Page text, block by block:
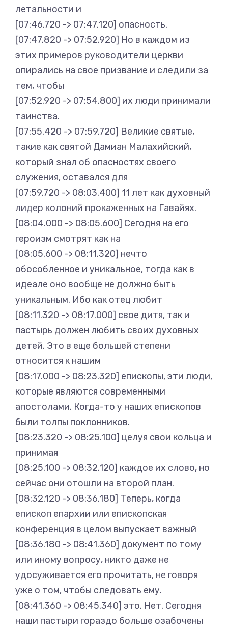
летальности и
[07:46.720 -> 07:47.120] опасность.
[07:47.820 -> 07:52.920] Но в каждом из
этих примеров руководители церкви
опирались на свое призвание и следили за
тем, чтобы
[07:52.920 -> 07:54.800] их люди принимали
таинства.
[07:55.420 -> 07:59.720] Великие святые,
такие как святой Дамиан Малахийский,
который знал об опасностях своего
служения, оставался для
[07:59.720 -> 08:03.400] 11 лет как духовный
лидер колоний прокаженных на Гавайях.
[08:04.000 -> 08:05.600] Сегодня на его
героизм смотрят как на
[08:05.600 -> 08:11.320] нечто
обособленное и уникальное, тогда как в
идеале оно вообще не должно быть
уникальным. Ибо как отец любит
[08:11.320 -> 08:17.000] свое дитя, так и
пастырь должен любить своих духовных
детей. Это в еще большей степени
относится к нашим
[08:17.000 -> 08:23.320] епископы, эти люди,
которые являются современными
апостолами. Когда-то у наших епископов
были толпы поклонников.
[08:23.320 -> 08:25.100] целуя свои кольца и
принимая
[08:25.100 -> 08:32.120] каждое их слово, но
сейчас они отошли на второй план.
[08:32.120 -> 08:36.180] Теперь, когда
епископ епархии или епископская
конференция в целом выпускает важный
[08:36.180 -> 08:41.360] документ по тому
или иному вопросу, никто даже не
удосуживается его прочитать, не говоря
уже о том, чтобы следовать ему.
[08:41.360 -> 08:45.340] это. Нет. Сегодня
наши пастыри гораздо больше озабочены